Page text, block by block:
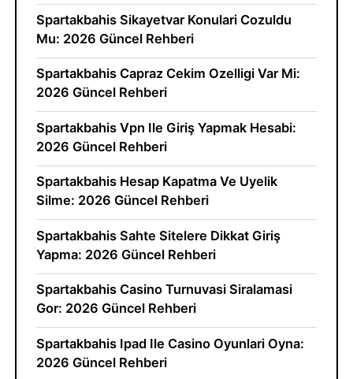
Spartakbahis Sikayetvar Konulari Cozuldu
Mu: 2026 Güncel Rehberi
Spartakbahis Capraz Cekim Ozelligi Var Mi:
2026 Güncel Rehberi
Spartakbahis Vpn Ile Giriş Yapmak Hesabi:
2026 Güncel Rehberi
Spartakbahis Hesap Kapatma Ve Uyelik
Silme: 2026 Güncel Rehberi
Spartakbahis Sahte Sitelere Dikkat Giriş
Yapma: 2026 Güncel Rehberi
Spartakbahis Casino Turnuvasi Siralamasi
Gor: 2026 Güncel Rehberi
Spartakbahis Ipad Ile Casino Oyunlari Oyna:
2026 Güncel Rehberi